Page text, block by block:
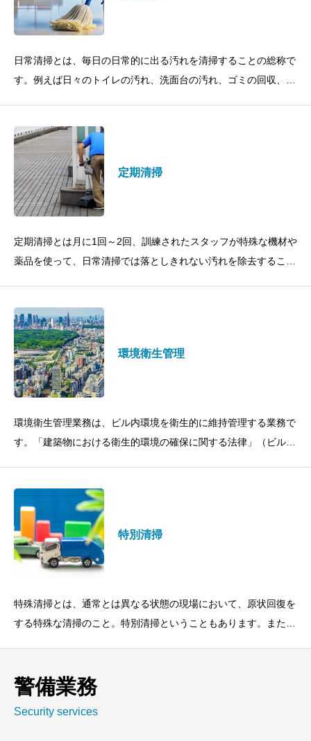
日常清掃とは、毎日の日常的に出る汚れを清掃することの総称で
す。例えば日々のトイレの汚れ、洗面台の汚れ、ゴミの回収、床
定期清掃
定期清掃とは月に1回～2回、訓練されたスタッフが特殊な機材や
薬品を使って、日常清掃では落としきれない汚れを除去すること
環境衛生管理
環境衛生管理業務は、ビル内環境を衛生的に維持管理する業務で
す。「建築物における衛生的環境の確保に関する法律」（ビル管
特別清掃
特殊清掃とは、通常とは異なる状態の現場において、原状回復を
する特殊な清掃のこと。特別清掃ということもあります。また、
警備業務
Security services